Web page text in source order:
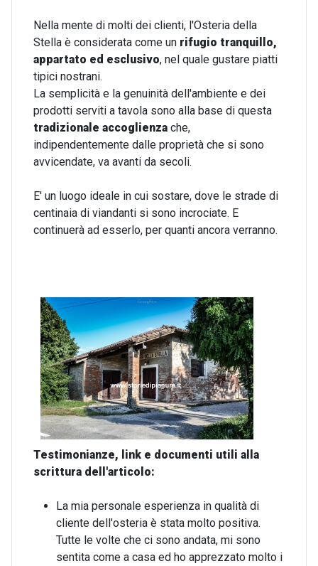
Nella mente di molti dei clienti, l'Osteria della
Stella è considerata come un rifugio tranquillo,
appartato ed esclusivo, nel quale gustare piatti
tipici nostrani.
La semplicità e la genuinità dell'ambiente e dei
prodotti serviti a tavola sono alla base di questa
tradizionale accoglienza che,
indipendentemente dalle proprietà che si sono
avvicendate, va avanti da secoli.
E' un luogo ideale in cui sostare, dove le strade di
centinaia di viandanti si sono incrociate. E
continuerà ad esserlo, per quanti ancora verranno.
Testimonianze, link e documenti utili alla
scrittura dell'articolo:
La mia personale esperienza in qualità di
cliente dell'osteria è stata molto positiva.
Tutte le volte che ci sono andata, mi sono
sentita come a casa ed ho apprezzato molto i